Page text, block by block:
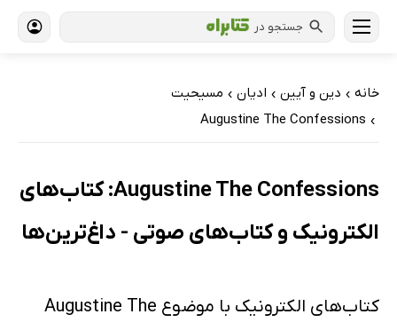
جستجو در
خانه › دین و آیین › ادیان › مسیحیت
›
Augustine The Confessions
Augustine The Confessions: کتاب‌های
الکترونیک و کتاب‌های صوتی - داغ‌ترین‌ها
کتاب‌های الکترونیک با موضوع Augustine The